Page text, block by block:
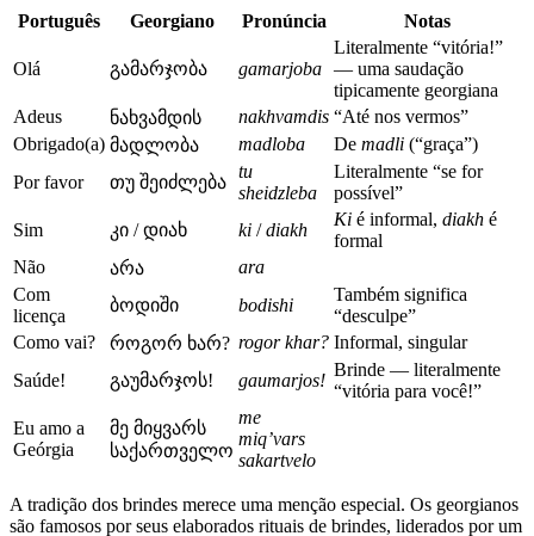
Português Georgiano Pronúncia Notas
Olá გამარჯობა gamarjoba
Literalmente “vitória!”
— uma saudação
tipicamente georgiana
Adeus
ნახვამდის nakhvamdis “Até nos vermos”
Obrigado(a) მადლობა madloba De madli (“graça”)
Por favor
თუ შეიძლება
tu
sheidzleba
Literalmente “se for
possível”
Sim
კი / დიახ ki /diakh
Ki é informal, diakh é
formal
Não
არა
ara
Com
licença
ბოდიში bodishi
Também significa
“desculpe”
Como vai?
როგორ ხარ? rogor khar? Informal, singular
Saúde!
გაუმარჯოს! gaumarjos!
Brinde — literalmente
“vitória para você!”
Eu amo a
Geórgia
მე მიყვარს
საქართველო
me
miq’vars
sakartvelo
A tradição dos brindes merece uma menção especial. Os georgianos
são famosos por seus elaborados rituais de brindes, liderados por um